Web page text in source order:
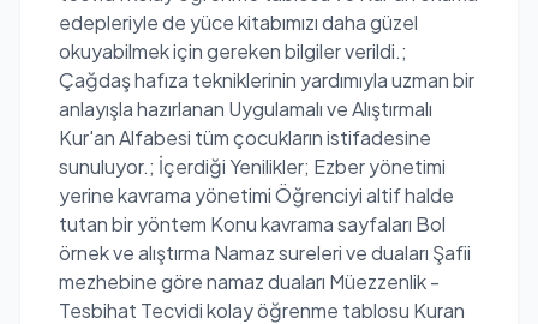
edepleriyle de yüce kitabımızı daha güzel
okuyabilmek için gereken bilgiler verildi.;
Çağdaş hafıza tekniklerinin yardımıyla uzman bir
anlayışla hazırlanan Uygulamalı ve Alıştırmalı
Kur'an Alfabesi tüm çocukların istifadesine
sunuluyor.; İçerdiği Yenilikler; Ezber yönetimi
yerine kavrama yönetimi Öğrenciyi altif halde
tutan bir yöntem Konu kavrama sayfaları Bol
örnek ve alıştırma Namaz sureleri ve duaları Şafii
mezhebine göre namaz duaları Müezzenlik -
Tesbihat Tecvidi kolay öğrenme tablosu Kuran